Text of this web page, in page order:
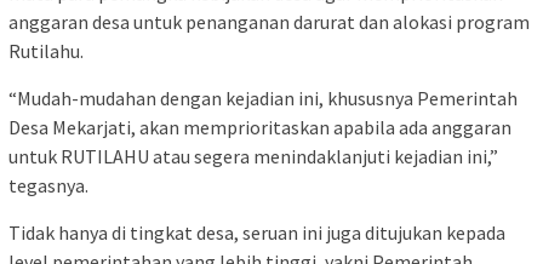
anggaran desa untuk penanganan darurat dan alokasi program
Rutilahu.
“Mudah-mudahan dengan kejadian ini, khususnya Pemerintah
Desa Mekarjati, akan memprioritaskan apabila ada anggaran
untuk RUTILAHU atau segera menindaklanjuti kejadian ini,”
tegasnya.
Tidak hanya di tingkat desa, seruan ini juga ditujukan kepada